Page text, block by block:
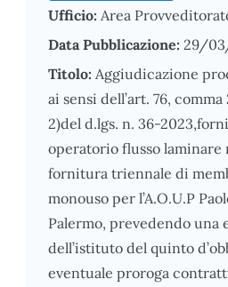
Ufficio: Area
Data Pubblicazione: 29/
Titolo: Aggiudicazione
ai sensi dell’art. 76,
2)del d.lgs. n. 36-
operatorio flusso laminare
fornitura triennale di
monouso per l’A.O.U.P
Palermo, prevedendo una
dell’istituto del quinto
eventuale proroga